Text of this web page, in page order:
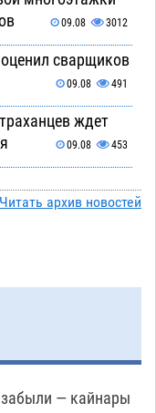
09.08 3012
сварщиков
09.08 491
ждет
09.08 453
09.08 1043
без горячей
просят
09.08
Читать архив новостей
— кайнары